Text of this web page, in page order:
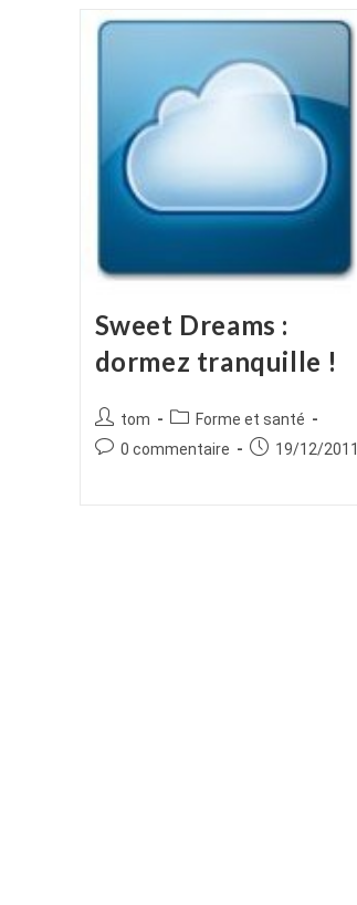
Sweet Dreams :
dormez tranquille !
Auteur/autrice
de
tom
Post
category:
Forme et santé
Commentaires
0 commentaire
Publication
19/12/2011